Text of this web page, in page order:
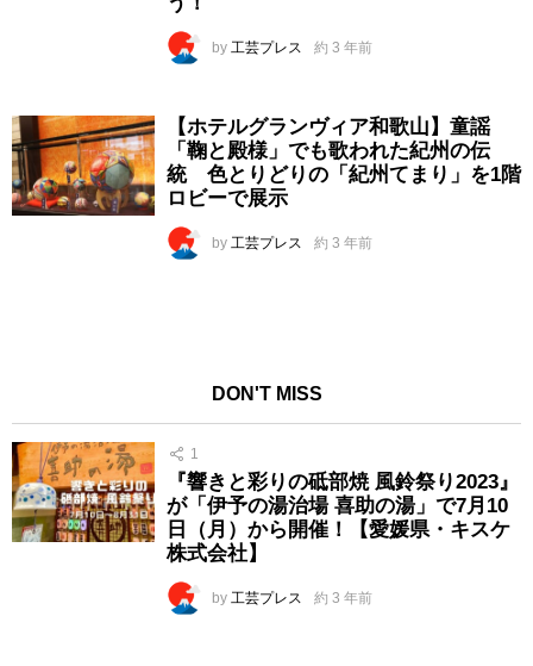
by 工芸プレス 約 3 年前
【ホテルグランヴィア和歌山】童謡
「鞠と殿様」でも歌われた紀州の伝
統 色とりどりの「紀州てまり」を1階
ロビーで展示
by 工芸プレス 約 3 年前
DON'T MISS
1
『響きと彩りの砥部焼 風鈴祭り2023』
が「伊予の湯治場 喜助の湯」で7月10
日（月）から開催！【愛媛県・キスケ
株式会社】
by 工芸プレス 約 3 年前